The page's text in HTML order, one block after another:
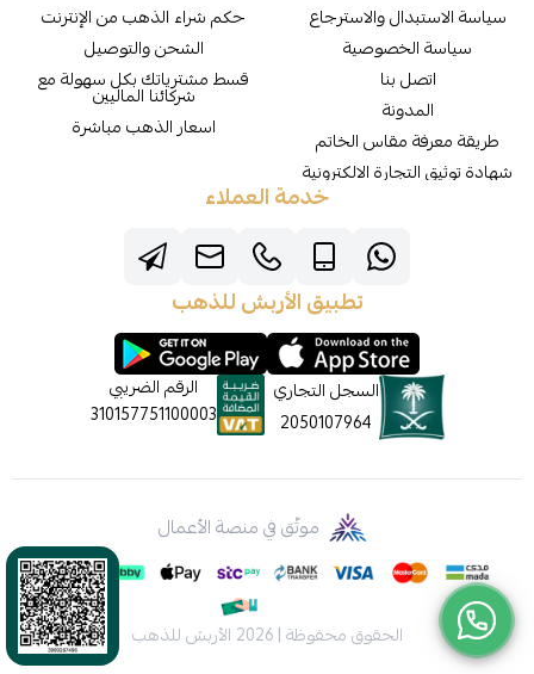
سياسة الاستبدال والاسترجاع
سياسة الخصوصية
اتصل بنا
المدونة
طريقة معرفة مقاس الخاتم
شهادة توثيق التجارة الالكترونية
حكم شراء الذهب من الإنترنت
الشحن والتوصيل
قسط مشترياتك بكل سهولة مع
شركائنا الماليين
اسعار الذهب مباشرة
خدمة العملاء
تطبيق الأربش للذهب
السجل التجاري
2050107964
الرقم الضريبي
310157751100003
موثّق في منصة الأعمال
الحقوق محفوظة | 2026 الأربش للذهب